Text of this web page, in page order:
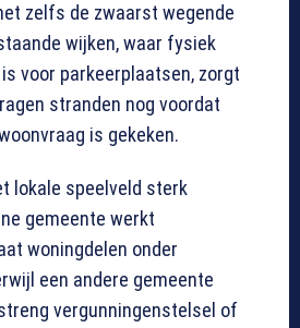
zelfs de zwaarst wegende
wijken, waar fysiek
voor parkeerplaatsen, zorgt
stranden nog voordat
is gekeken.
lokale speelveld sterk
gemeente werkt
woningdelen onder
een andere gemeente
vergunningenstelsel of